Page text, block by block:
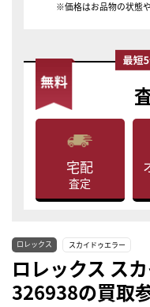
※価格はお品物の状態
宅配
査定
ロレックス スカイドゥエラー
ロレックス ス
326938の買取